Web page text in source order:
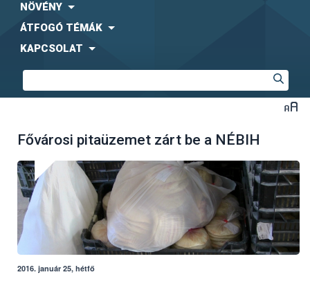
NÖVÉNY
ÁTFOGÓ TÉMÁK
KAPCSOLAT
Fővárosi pitaüzemet zárt be a NÉBIH
2016. január 25, hétfő